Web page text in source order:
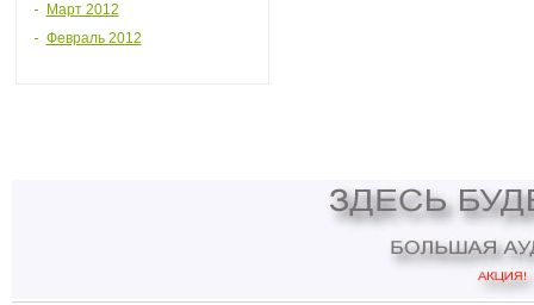
Март 2012
Февраль 2012